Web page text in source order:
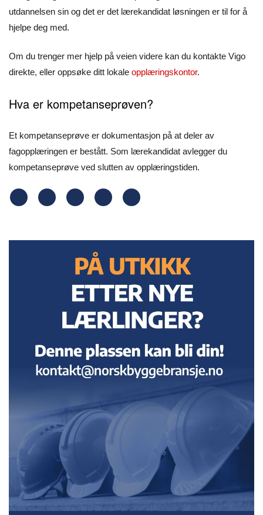
utdannelsen sin og det er det lærekandidat løsningen er til for å
hjelpe deg med.
Om du trenger mer hjelp på veien videre kan du kontakte Vigo
direkte, eller oppsøke ditt lokale opplæringskontor.
Hva er kompetanseprøven?
Et kompetanseprøve er dokumentasjon på at deler av
fagopplæringen er bestått. Som lærekandidat avlegger du
kompetanseprøve ved slutten av opplæringstiden.